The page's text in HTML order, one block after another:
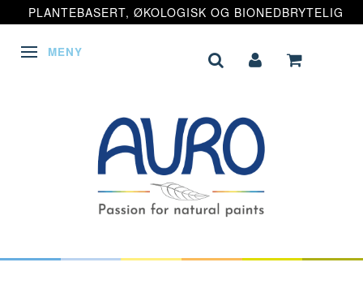
PLANTEBASERT, ØKOLOGISK OG BIONEDBRYTELIG
VEKSLE NAVIGASJON
MENY